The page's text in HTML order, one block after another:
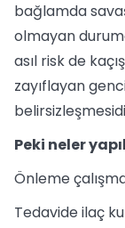
bağlamda
olmayan
asıl risk de
zayıflayan
Peki neler
Önleme
Tedavide ilaç